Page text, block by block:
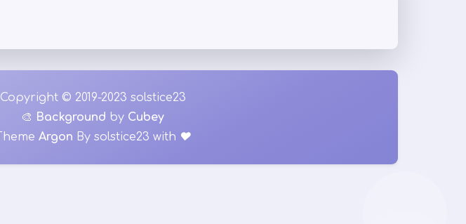
Copyright © 2019-2023 solstice23
🎨 Background by Cubey
Theme Argon By solstice23 with ♥